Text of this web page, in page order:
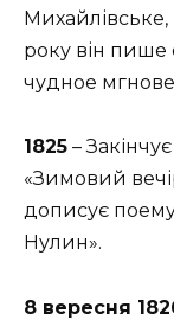
Михайлівське,
року він
чудное
1825 –
«Зимовий
дописує поему
Нулин».
8 вересня